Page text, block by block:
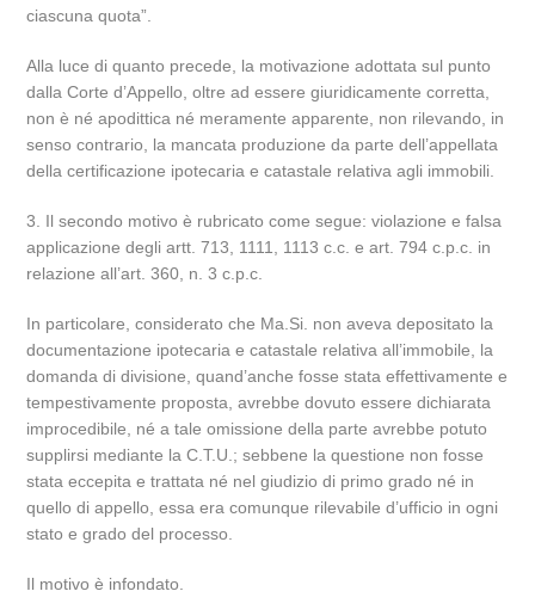
ciascuna quota”.
Alla luce di quanto precede, la motivazione adottata sul punto
dalla Corte d’Appello, oltre ad essere giuridicamente corretta,
non è né apodittica né meramente apparente, non rilevando, in
senso contrario, la mancata produzione da parte dell’appellata
della certificazione ipotecaria e catastale relativa agli immobili.
3. Il secondo motivo è rubricato come segue: violazione e falsa
applicazione degli artt. 713, 1111, 1113 c.c. e art. 794 c.p.c. in
relazione all’art. 360, n. 3 c.p.c.
In particolare, considerato che Ma.Si. non aveva depositato la
documentazione ipotecaria e catastale relativa all’immobile, la
domanda di divisione, quand’anche fosse stata effettivamente e
tempestivamente proposta, avrebbe dovuto essere dichiarata
improcedibile, né a tale omissione della parte avrebbe potuto
supplirsi mediante la C.T.U.; sebbene la questione non fosse
stata eccepita e trattata né nel giudizio di primo grado né in
quello di appello, essa era comunque rilevabile d’ufficio in ogni
stato e grado del processo.
Il motivo è infondato.